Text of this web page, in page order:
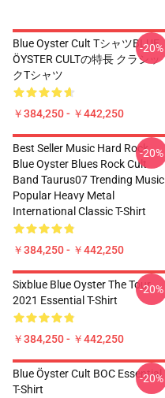
Blue Oyster Cult TシャツBLUE
ÖYSTER CULTの特長 クラシッ
クTシャツ
￥384,250 - ￥442,250
-20%
Best Seller Music Hard Rock
Blue Oyster Blues Rock Cult
Band Taurus07 Trending Music
Popular Heavy Metal
International Classic T-Shirt
￥384,250 - ￥442,250
-20%
Sixblue Blue Oyster The Tour
2021 Essential T-Shirt
￥384,250 - ￥442,250
-20%
Blue Öyster Cult BOC Essential
T-Shirt
-20%